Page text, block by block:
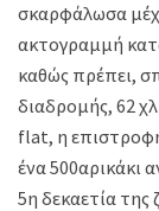
σκαρφάλωσα
ακτογραμμή
καθώς πρέπει,
διαδρομής, 62
flat, η
ένα 500αρικάκι
5η δεκαετία